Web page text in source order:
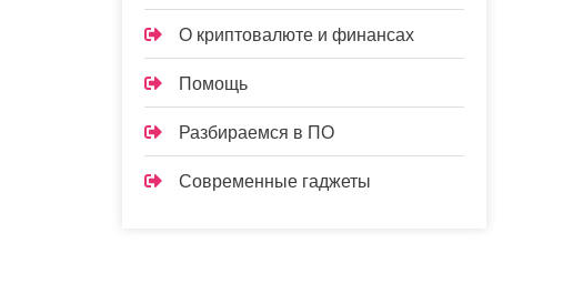
О криптовалюте и финансах
Помощь
Разбираемся в ПО
Современные гаджеты